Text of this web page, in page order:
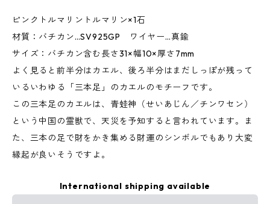
ピンクトルマリントルマリン×1石
材質：バチカン…SV925GP ワイヤー…真鍮
サイズ：バチカン含む長さ31×幅10×厚さ7mm
よく見ると前半分はカエル、後ろ半分はまだしっぽが残って
いるいわゆる「三本足」のカエルのモチーフです。
この三本足のカエルは、青蛙神（せいあじん／チンワセン）
という中国の霊獣で、天災を予知すると言われています。ま
た、三本の足で財をかき集める財運のシンボルでもあり大変
縁起が良いそうですよ。
International shipping available